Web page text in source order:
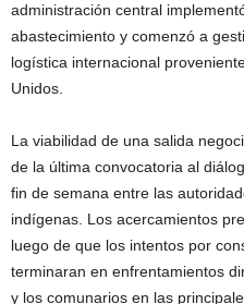
administración central
abastecimiento y comenzó a
logística internacional
Unidos.
La viabilidad de una salida
de la última convocatoria al
fin de semana entre las
indígenas. Los acercamientos
luego de que los intentos por
terminaran en enfrentamientos
y los comunarios en las